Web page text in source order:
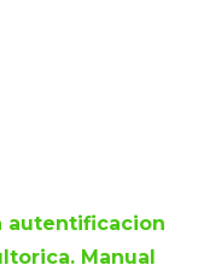
autentificacion
Manual